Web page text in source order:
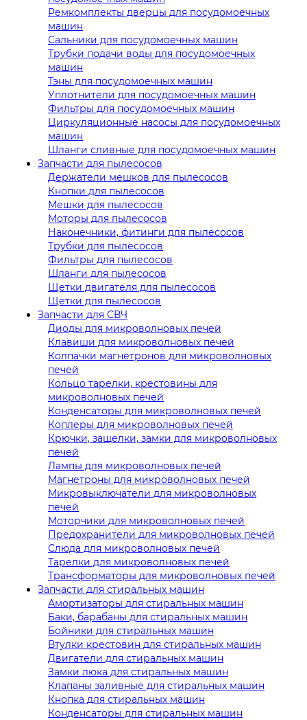
Ремкомплекты дверцы для посудомоечных
машин
Сальники для посудомоечных машин
Трубки подачи воды для посудомоечных
машин
Тэны для посудомоечных машин
Уплотнители для посудомоечных машин
Фильтры для посудомоечных машин
Циркуляционные насосы для посудомоечных
машин
Шланги сливные для посудомоечных машин
Запчасти для пылесосов
Держатели мешков для пылесосов
Кнопки для пылесосов
Мешки для пылесосов
Моторы для пылесосов
Наконечники, фитинги для пылесосов
Трубки для пылесосов
Фильтры для пылесосов
Шланги для пылесосов
Щетки двигателя для пылесосов
Щетки для пылесосов
Запчасти для СВЧ
Диоды для микроволновых печей
Клавиши для микроволновых печей
Колпачки магнетронов для микроволновых
печей
Кольцо тарелки, крестовины для
микроволновых печей
Конденсаторы для микроволновых печей
Коплеры для микроволновых печей
Крючки, защелки, замки для микроволновых
печей
Лампы для микроволновых печей
Магнетроны для микроволновых печей
Микровыключатели для микроволновых
печей
Моторчики для микроволновых печей
Предохранители для микроволновых печей
Слюда для микроволновых печей
Тарелки для микроволновых печей
Трансформаторы для микроволновых печей
Запчасти для стиральных машин
Амортизаторы для стиральных машин
Баки, барабаны для стиральных машин
Бойники для стиральных машин
Втулки крестовин для стиральных машин
Двигатели для стиральных машин
Замки люка для стиральных машин
Клапаны заливные для стиральных машин
Кнопка для стиральных машин
Конденсаторы для стиральных машин